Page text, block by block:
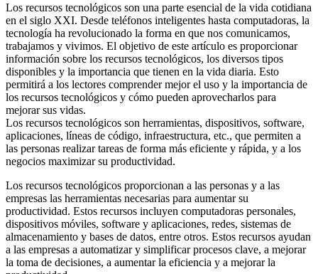
Los recursos tecnológicos son una parte esencial de la vida cotidiana
en el siglo XXI. Desde teléfonos inteligentes hasta computadoras, la
tecnología ha revolucionado la forma en que nos comunicamos,
trabajamos y vivimos. El objetivo de este artículo es proporcionar
información sobre los recursos tecnológicos, los diversos tipos
disponibles y la importancia que tienen en la vida diaria. Esto
permitirá a los lectores comprender mejor el uso y la importancia de
los recursos tecnológicos y cómo pueden aprovecharlos para
mejorar sus vidas.
Los recursos tecnológicos son herramientas, dispositivos, software,
aplicaciones, líneas de código, infraestructura, etc., que permiten a
las personas realizar tareas de forma más eficiente y rápida, y a los
negocios maximizar su productividad.
Los recursos tecnológicos proporcionan a las personas y a las
empresas las herramientas necesarias para aumentar su
productividad. Estos recursos incluyen computadoras personales,
dispositivos móviles, software y aplicaciones, redes, sistemas de
almacenamiento y bases de datos, entre otros. Estos recursos ayudan
a las empresas a automatizar y simplificar procesos clave, a mejorar
la toma de decisiones, a aumentar la eficiencia y a mejorar la